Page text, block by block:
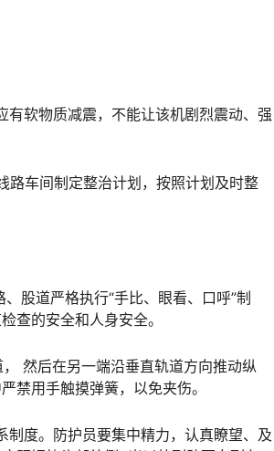
软物质减震，不能让该机剧烈震动、强
路车间制定整治计划，按照计划及时整
股道严格执行“手比、眼看、口呼”制
查的安全和人身安全。󠅅󠅃󠄵󠅂󠄪󠇖󠆨󠆨󠇕󠆞󠆒󠅬󠇘󠆭󠆘󠇙󠆝󠅵󠇗󠆭󠆁󠄐󠇗󠅹󠅸󠇖󠆍󠅳󠇖󠅹󠅰󠇖󠆌󠅹
然后在另一端沿垂直轨道方向推动纵
禁用手触摸弹簧，以免夹伤。󠅅󠅃󠄵󠅂󠄪󠇖󠆨󠆨󠇕󠆞󠆒󠅬󠇘󠆭󠆘󠇙󠆝󠅵󠇗󠆭󠆁󠄐󠇗󠅹󠅸󠇖󠆍󠅳󠇖󠅹󠅰󠇖󠆌󠅹
度。防护员要集中精力，认真瞭望、及